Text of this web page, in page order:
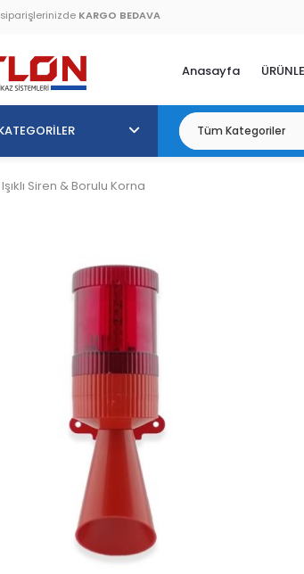
siparişlerinizde KARGO BEDAVA
Anasayfa
Işıklı Siren & Borulu Korna